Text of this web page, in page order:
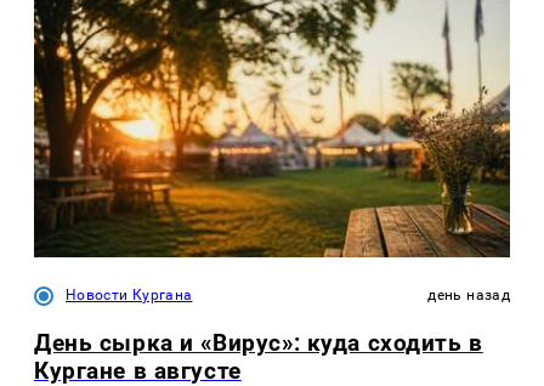
Новости Кургана день назад
День сырка и «Вирус»: куда сходить в
Кургане в августе